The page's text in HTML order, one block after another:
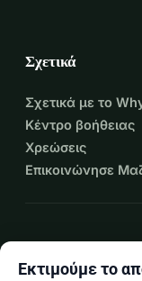
Σχετικά
Σχετικά με το
Κέντρο βοήθειας
Χρεώσεις
Επικοινώνησε
Εκτιμούμε το